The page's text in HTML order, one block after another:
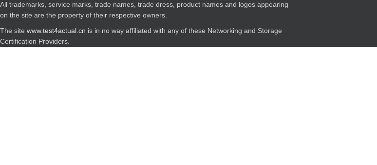
All trademarks, service marks, trade names, trade dress, product names and logos appearing
on the site are the property of their respective owners.
The site www.test4actual.cn is in no way affiliated with any of these Networking and Storage
Certification Providers.